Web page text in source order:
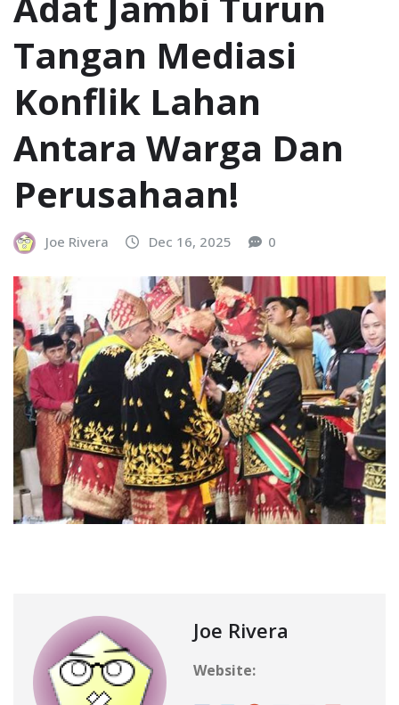
Tangan Mediasi
Konflik Lahan
Antara Warga Dan
Perusahaan!
Joe Rivera Dec 16, 2025 0
Joe Rivera
Website: